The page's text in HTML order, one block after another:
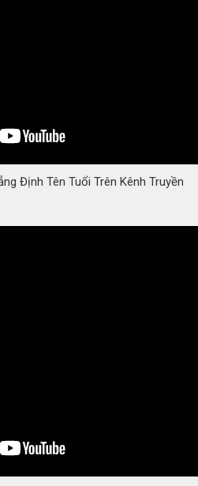
Định Tên Tuổi Trên Kênh Truyền